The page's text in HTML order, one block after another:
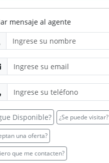
mensaje al agente
Disponible? ¿Se puede visitar?
una oferta?
que me contacten?